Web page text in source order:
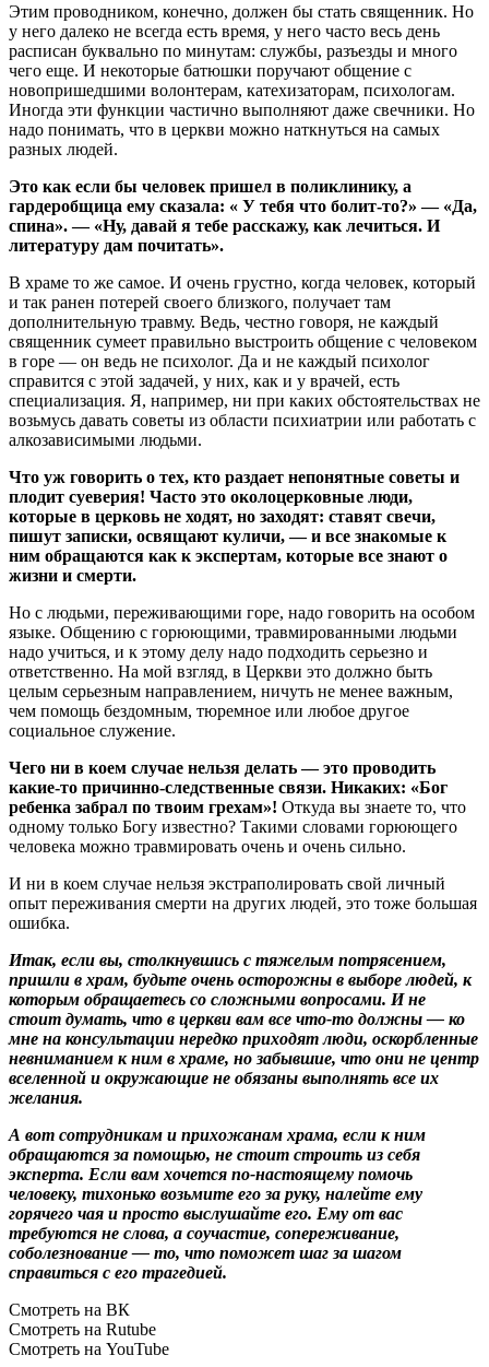
Этим проводником, конечно, должен бы стать священник. Но
у него далеко не всегда есть время, у него часто весь день
расписан буквально по минутам: службы, разъезды и много
чего еще. И некоторые батюшки поручают общение с
новопришедшими волонтерам, катехизаторам, психологам.
Иногда эти функции частично выполняют даже свечники. Но
надо понимать, что в церкви можно наткнуться на самых
разных людей.
Это как если бы человек пришел в поликлинику, а
гардеробщица ему сказала: « У тебя что болит-то?» — «Да,
спина». — «Ну, давай я тебе расскажу, как лечиться. И
литературу дам почитать».
В храме то же самое. И очень грустно, когда человек, который
и так ранен потерей своего близкого, получает там
дополнительную травму. Ведь, честно говоря, не каждый
священник сумеет правильно выстроить общение с человеком
в горе — он ведь не психолог. Да и не каждый психолог
справится с этой задачей, у них, как и у врачей, есть
специализация. Я, например, ни при каких обстоятельствах не
возьмусь давать советы из области психиатрии или работать с
алкозависимыми людьми.
Что уж говорить о тех, кто раздает непонятные советы и
плодит суеверия! Часто это околоцерковные люди,
которые в церковь не ходят, но заходят: ставят свечи,
пишут записки, освящают куличи, — и все знакомые к
ним обращаются как к экспертам, которые все знают о
жизни и смерти.
Но с людьми, переживающими горе, надо говорить на особом
языке. Общению с горюющими, травмированными людьми
надо учиться, и к этому делу надо подходить серьезно и
ответственно. На мой взгляд, в Церкви это должно быть
целым серьезным направлением, ничуть не менее важным,
чем помощь бездомным, тюремное или любое другое
социальное служение.
Чего ни в коем случае нельзя делать — это проводить
какие-то причинно-следственные связи. Никаких: «Бог
ребенка забрал по твоим грехам»! Откуда вы знаете то, что
одному только Богу известно? Такими словами горюющего
человека можно травмировать очень и очень сильно.
И ни в коем случае нельзя экстраполировать свой личный
опыт переживания смерти на других людей, это тоже большая
ошибка.
Итак, если вы, столкнувшись с тяжелым потрясением,
пришли в храм, будьте очень осторожны в выборе людей, к
которым обращаетесь со сложными вопросами. И не
стоит думать, что в церкви вам все что-то должны — ко
мне на консультации нередко приходят люди, оскорбленные
невниманием к ним в храме, но забывшие, что они не центр
вселенной и окружающие не обязаны выполнять все их
желания.
А вот сотрудникам и прихожанам храма, если к ним
обращаются за помощью, не стоит строить из себя
эксперта. Если вам хочется по-настоящему помочь
человеку, тихонько возьмите его за руку, налейте ему
горячего чая и просто выслушайте его. Ему от вас
требуются не слова, а соучастие, сопереживание,
соболезнование — то, что поможет шаг за шагом
справиться с его трагедией.
Смотреть на ВК
Смотреть на Rutube
Смотреть на YouTube